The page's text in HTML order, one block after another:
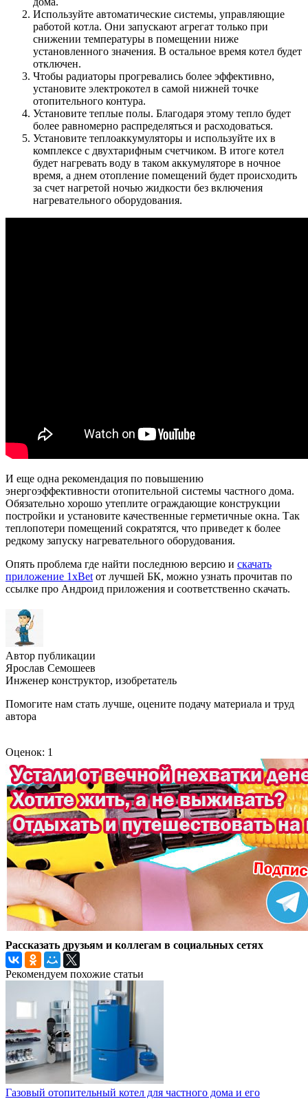
Используйте автоматические системы, управляющие
работой котла. Они запускают агрегат только при
снижении температуры в помещении ниже
установленного значения. В остальное время котел будет
отключен.
Чтобы радиаторы прогревались более эффективно,
установите электрокотел в самой нижней точке
отопительного контура.
Установите теплые полы. Благодаря этому тепло будет
более равномерно распределяться и расходоваться.
Установите теплоаккумуляторы и используйте их в
комплексе с двухтарифным счетчиком. В итоге котел
будет нагревать воду в таком аккумуляторе в ночное
время, а днем отопление помещений будет происходить
за счет нагретой ночью жидкости без включения
нагревательного оборудования.
И еще одна рекомендация по повышению
энергоэффективности отопительной системы частного дома.
Обязательно хорошо утеплите ограждающие конструкции
постройки и установите качественные герметичные окна. Так
теплопотери помещений сократятся, что приведет к более
редкому запуску нагревательного оборудования.
Опять проблема где найти последнюю версию и скачать
приложение 1xBet от лучшей БК, можно узнать прочитав по
ссылке про Андроид приложения и соответственно скачать.
Автор публикации
Ярослав Семошеев
Инженер конструктор, изобретатель
Помогите нам стать лучше, оцените подачу материала и труд
автора
Оценок: 1
Рассказать друзьям и коллегам в социальных сетях
Рекомендуем похожие статьи
Газовый отопительный котел для частного дома и его